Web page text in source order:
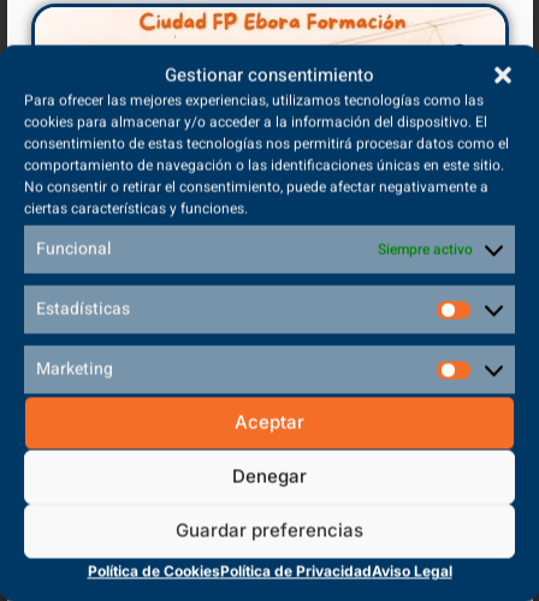
Gestionar consentimiento
Para ofrecer las mejores experiencias, utilizamos tecnologías como las
cookies para almacenar y/o acceder a la información del dispositivo. El
consentimiento de estas tecnologías nos permitirá procesar datos como el
comportamiento de navegación o las identificaciones únicas en este sitio.
No consentir o retirar el consentimiento, puede afectar negativamente a
ciertas características y funciones.
Funcional Siempre activo
Estadísticas
Marketing
Aceptar
Denegar
Guardar preferencias
Política de CookiesPolítica de PrivacidadAviso Legal
tener beca, aunque limitada, si te matriculas de,
al menos, la mitad de los módulos del curso. Este
requisito tienes que cumplirlo tanto en este curso
como en el anterior o último que estudiaras.
Haber aprobado al menos el 85 % de las horas
totales del curso.Si has repetido curso, debes
aprobar todo.
Ciclo formativo de GRADO
SUPERIOR​
No estar repitiendo en el curso actual.
tener beca, aunque limitada, si te matriculas de,
al menos, la mitad de los módulos del curso. Este
requisito tienes que cumplirlo tanto en este curso